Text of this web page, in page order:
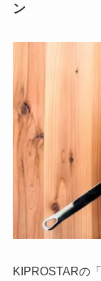
ン
KIPROSTARの「